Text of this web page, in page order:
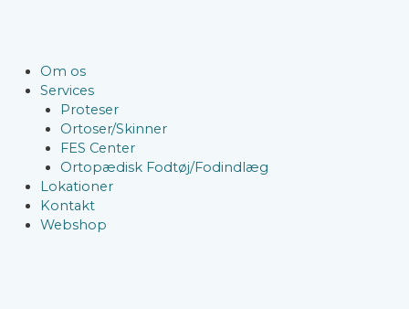
Om os
Services
Proteser
Ortoser/Skinner
FES Center
Ortopædisk Fodtøj/Fodindlæg
Lokationer
Kontakt
Webshop